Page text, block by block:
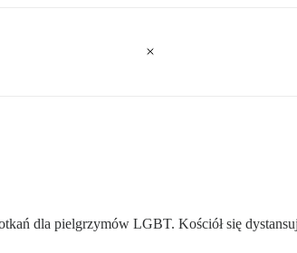
dla pielgrzymów LGBT. Kościół się